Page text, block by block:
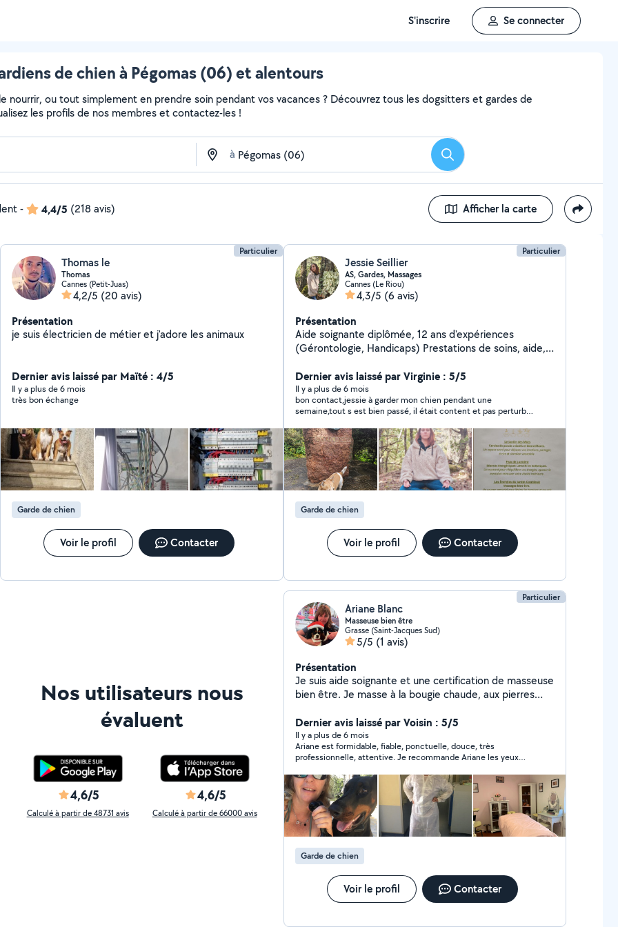
S'inscrire Se connecter
de chien à Pégomas (06) et alentours
nourrir, ou tout simplement en prendre soin pendant vos vacances ? Découvrez tous les dogsitters et gardes de
les profils de nos membres et contactez-les !
à Rechercher
- 4,4/5 (218 avis) Afficher la carte
Particulier
Thomas le
Thomas
Cannes (Petit-Juas)
4,2/5 (20 avis)
Présentation
je suis électricien de métier et j'adore les animaux
Dernier avis laissé par Maïté : 4/5
Il y a plus de 6 mois
très bon échange
Garde de chien
Voir le profil Contacter
Particulier
Jessie Seillier
AS, Gardes, Massages
Cannes (Le Riou)
4,3/5 (6 avis)
Présentation
Aide soignante diplômée, 12 ans d'expériences
(Gérontologie, Handicaps) Prestations de soins, aide,
également : Massages, LaHoChi et Cercles de parole
créatifs. Ménage pour particuliers et airbnb. Adorant
les animaux je propose également du pet sitting,
n'hésitez pas à me contacter.
Dernier avis laissé par Virginie : 5/5
Il y a plus de 6 mois
bon contact,jessie à garder mon chien pendant une
semaine,tout s est bien passé, il était content et pas perturbé
Garde de chien
Voir le profil Contacter
Nos utilisateurs nous
évaluent
4,6/5
Calculé à partir de 48731 avis
4,6/5
Calculé à partir de 66000 avis
Particulier
Ariane Blanc
Masseuse bien être
Grasse (Saint-Jacques Sud)
5/5 (1 avis)
Présentation
Je suis aide soignante et une certification de masseuse
bien être. Je masse à la bougie chaude, aux pierres
domicile et UNIQEMENT LES FEMMES . Aucune
demande pour hommes ne fera exception. Mon tarif
unique 45 l'heure sachant que j'arrive 30 mn avant pour
m'installer et comprendre vos besoins et attentes.
Cordialement
Dernier avis laissé par Voisin : 5/5
Il y a plus de 6 mois
Ariane est formidable, fiable, ponctuelle, douce, très
professionnelle, attentive. Je recommande Ariane les yeux
des jambes avec énormément d'attention, de bienveillance et
de générosité. Je n'oublierai jamais tout ce qu'elle a fait pour
elle durant son séjour chez moi.
Garde de chien
Voir le profil Contacter